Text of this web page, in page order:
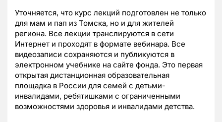
Уточняется, что курс лекций подготовлен не только
для мам и пап из Томска, но и для жителей
региона. Все лекции транслируются в сети
Интернет и проходят в формате вебинара. Все
видеозаписи сохраняются и публикуются в
электронном учебнике на сайте фонда. Это первая
открытая дистанционная образовательная
площадка в России для семей с детьми-
инвалидами, ребятишками с ограниченными
возможностями здоровья и инвалидами детства.